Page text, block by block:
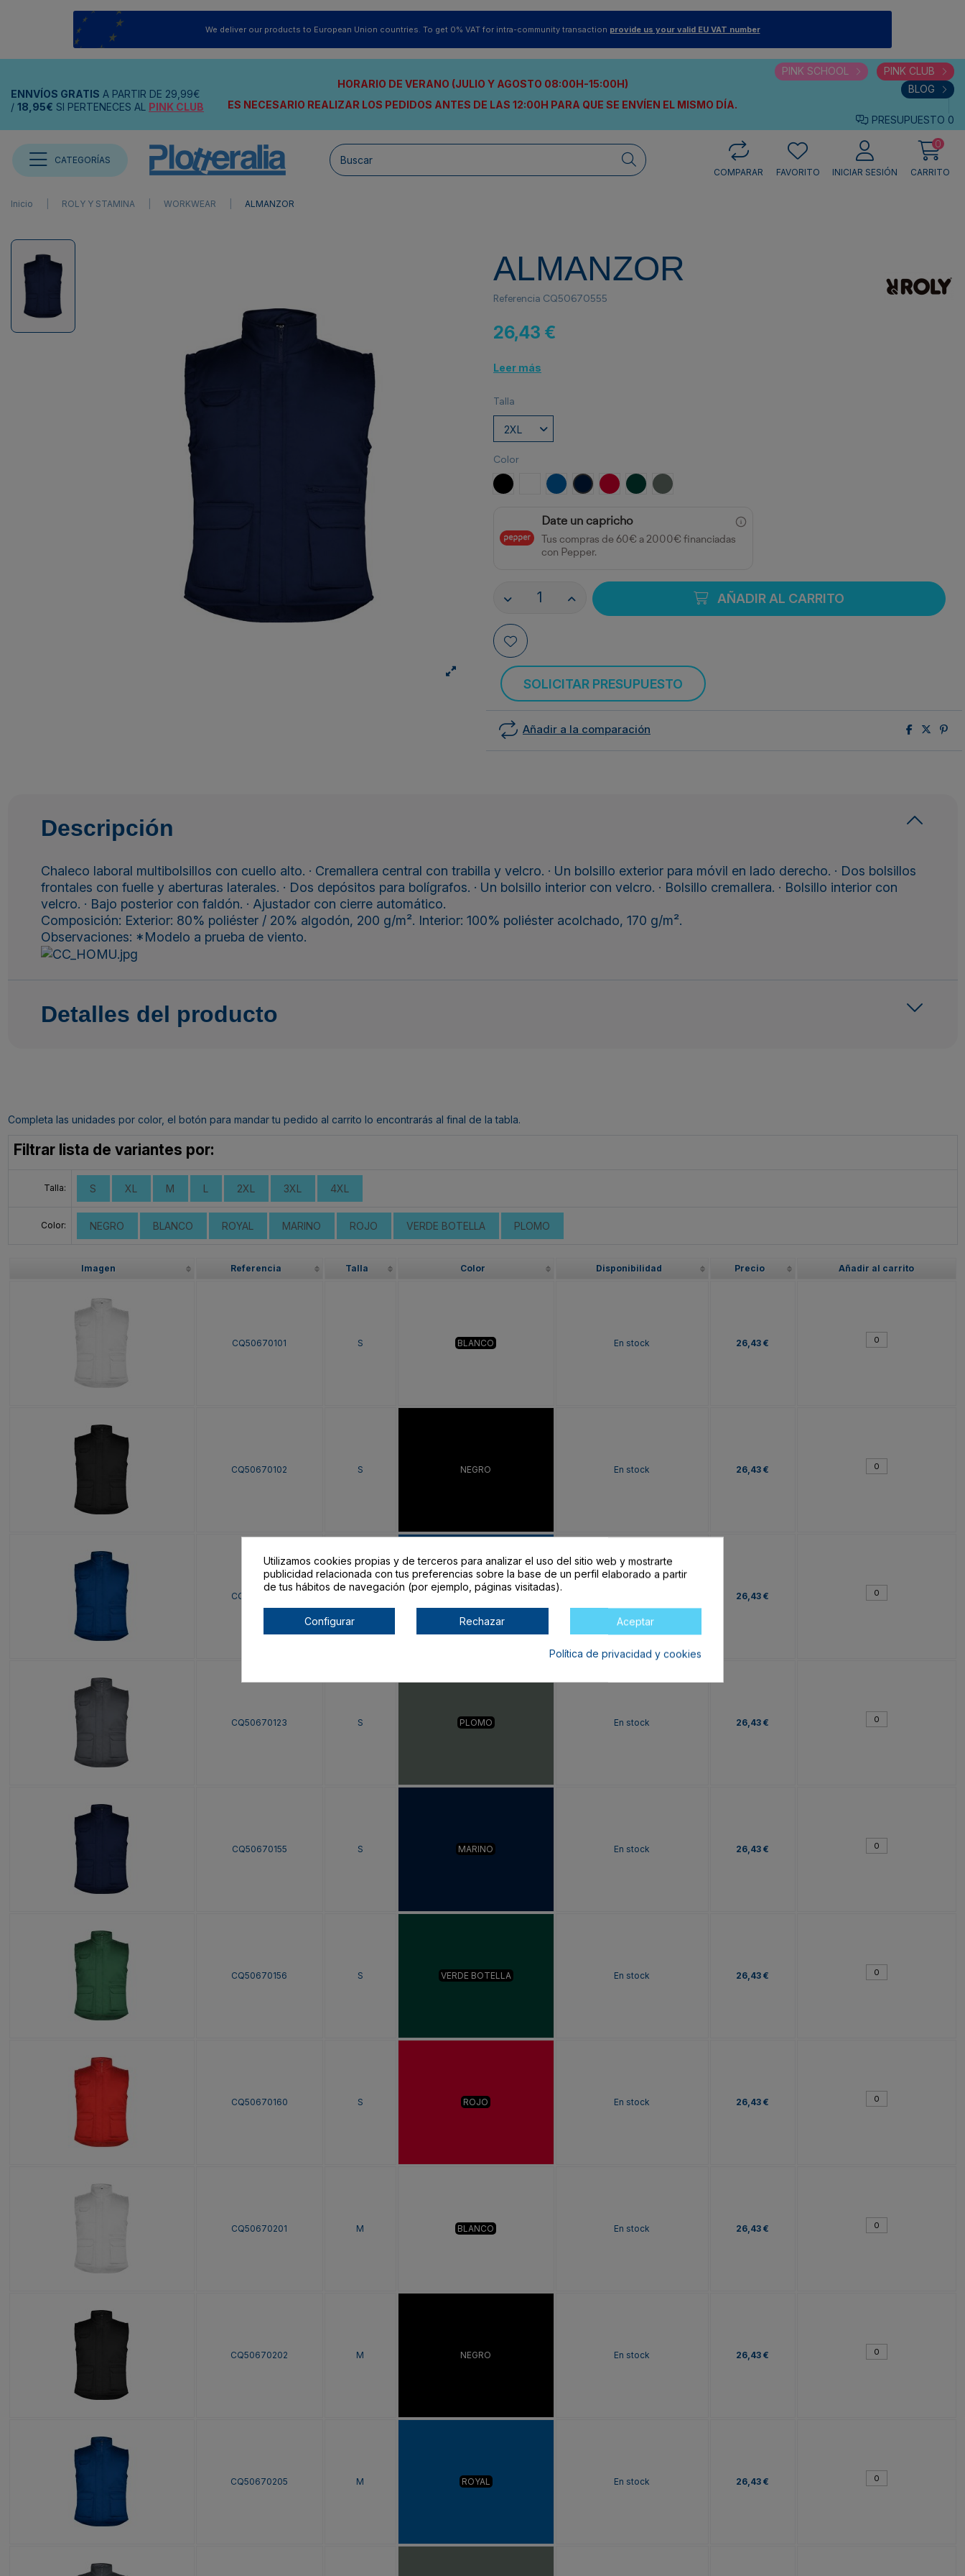
We deliver our products to European Union countries. To get 0% VAT for intra-community transaction provide us your valid EU VAT number
ENNVÍOS GRATIS A PARTIR DE 29,99€
/ 18,95€ SI PERTENECES AL PINK CLUB
HORARIO DE VERANO (JULIO Y AGOSTO 08:00H-15:00H)
ES NECESARIO REALIZAR LOS PEDIDOS ANTES DE LAS 12:00H PARA QUE SE ENVÍEN EL MISMO DÍA.
PINK SCHOOL
PINK CLUB
BLOG
PRESUPUESTO 0
CATEGORÍAS
COMPARAR
FAVORITO INICIAR SESIÓN
0
CARRITO
Inicio ROLY Y STAMINA WORKWEAR ALMANZOR
ALMANZOR
Referencia CQ50670555
26,43 €
Leer más
Talla
Color
NEGRO BLANCOROYAL MARINOROJO VERDE BOTELLA
PLOMO
Date un capricho
Tus compras de 60€ a 2000€ financiadas
con Pepper.
AÑADIR AL CARRITO
SOLICITAR PRESUPUESTO
Añadir a la comparación
Descripción
Chaleco laboral multibolsillos con cuello alto. · Cremallera central con trabilla y velcro. · Un bolsillo exterior para móvil en lado derecho. · Dos bolsillos
frontales con fuelle y aberturas laterales. · Dos depósitos para bolígrafos. · Un bolsillo interior con velcro. · Bolsillo cremallera. · Bolsillo interior con
velcro. · Bajo posterior con faldón. · Ajustador con cierre automático.
Composición: Exterior: 80% poliéster / 20% algodón, 200 g/m². Interior: 100% poliéster acolchado, 170 g/m².
Observaciones: *Modelo a prueba de viento.
Detalles del producto
Completa las unidades por color, el botón para mandar tu pedido al carrito lo encontrarás al final de la tabla.
Filtrar lista de variantes por:
Talla: S XL M L 2XL 3XL 4XL
Color: NEGRO BLANCO ROYAL MARINO ROJO VERDE BOTELLA PLOMO
Imagen Referencia Talla Color Disponibilidad Precio Añadir al carrito
CQ50670101 S BLANCO En stock 26,43 €
CQ50670102 S NEGRO En stock 26,43 €
CQ50670105 ROYAL 26,43 €
CQ50670123 S PLOMO En stock 26,43 €
CQ50670155 S MARINO En stock 26,43 €
CQ50670156 S VERDE BOTELLA En stock 26,43 €
CQ50670160 S ROJO En stock 26,43 €
CQ50670201 M BLANCO En stock 26,43 €
CQ50670202 M NEGRO En stock 26,43 €
CQ50670205 M ROYAL En stock 26,43 €
Utilizamos cookies propias y de terceros para analizar el uso del sitio web y mostrarte
publicidad relacionada con tus preferencias sobre la base de un perfil elaborado a partir
de tus hábitos de navegación (por ejemplo, páginas visitadas).
Configurar Rechazar Aceptar
Política de privacidad y cookies